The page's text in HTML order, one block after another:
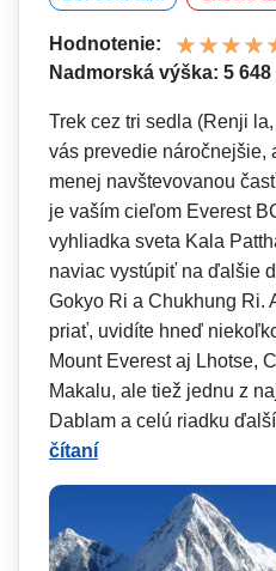
Hodnotenie:
Nadmorská výška: 5 648
Trek cez tri sedla (Renji
vás prevedie náročnejšie,
menej navštevovanou
je vaším cieľom Everest
vyhliadka sveta Kala
naviac vystúpiť na ďalšie
Gokyo Ri a Chukhung Ri.
priať, uvidíte hneď
Mount Everest aj Lhotse,
Makalu, ale tiež jednu z
Dablam a celú riadku
čítaní